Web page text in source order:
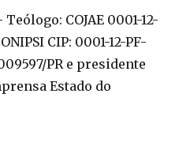
COJAE 0001-12-
CIP: 0001-12-PF-
PR e presidente
Estado do